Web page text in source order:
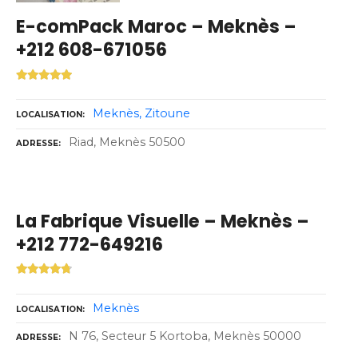
E-comPack Maroc – Meknès –
+212 608-671056
LOCALISATION Meknès Zitoune
ADRESSE Riad, Meknès 50500
La Fabrique Visuelle – Meknès –
+212 772-649216
LOCALISATION Meknès
ADRESSE N 76, Secteur 5 Kortoba, Meknès 50000